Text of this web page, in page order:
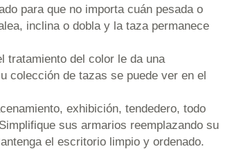
para que no importa cuán pesada o
inclina o dobla y la taza permanece
del color le da una
colección de tazas se puede ver en el
exhibición, tendedero, todo
sus armarios reemplazando su
el escritorio limpio y ordenado.